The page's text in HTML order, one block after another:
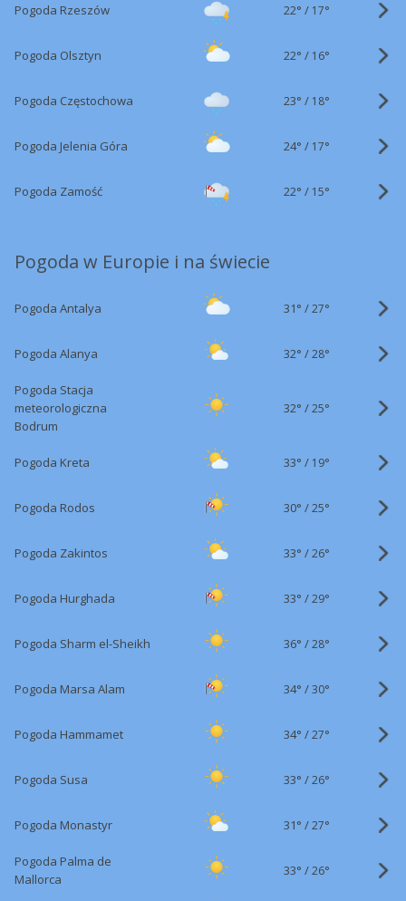
Pogoda Rzeszów 22° / 17°
Pogoda Olsztyn 22° / 16°
Pogoda Częstochowa 23° / 18°
Pogoda Jelenia Góra 24° / 17°
Pogoda Zamość 22° / 15°
Pogoda w Europie i na świecie
Pogoda Antalya 31° /27°
Pogoda Alanya 32° /28°
Pogoda Stacja
meteorologiczna
Bodrum
32° /25°
Pogoda Kreta 33° / 19°
Pogoda Rodos 30° /25°
Pogoda Zakintos 33° /26°
Pogoda Hurghada 33° /29°
Pogoda Sharm el-Sheikh 36° /28°
Pogoda Marsa Alam 34° /30°
Pogoda Hammamet 34° /27°
Pogoda Susa 33° /26°
Pogoda Monastyr 31° /27°
Pogoda Palma de
Mallorca
33° /26°